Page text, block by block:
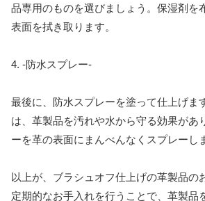
品専用のものを選びましょう。保湿剤を
表面を拭き取ります。
4. -防水スプレー-
最後に、防水スプレーを塗って仕上げま
は、革製品を汚れや水から守る効果があ
ーを革の表面にまんべんなくスプレーし
以上が、ブラシュオフ仕上げの革製品の
定期的なお手入れを行うことで、革製品